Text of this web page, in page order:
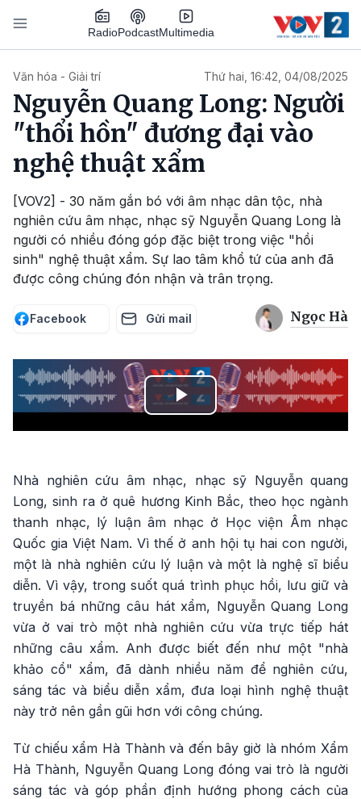
Nhảy đến nội dung
RadioPodcastMultimedia
Văn hóa - Giải trí Thứ hai, 16:42, 04/08/2025
Nguyễn Quang Long: Người
"thổi hồn" đương đại vào
nghệ thuật xẩm
[VOV2] - 30 năm gắn bó với âm nhạc dân tộc, nhà
nghiên cứu âm nhạc, nhạc sỹ Nguyễn Quang Long là
người có nhiều đóng góp đặc biệt trong việc "hồi
sinh" nghệ thuật xẩm. Sự lao tâm khổ tứ của anh đã
được công chúng đón nhận và trân trọng.
Facebook Gửi mail Ngọc Hà
Play
Nhà nghiên cứu âm nhạc, nhạc sỹ Nguyễn quang
Long, sinh ra ở quê hương Kinh Bắc, theo học ngành
thanh nhạc, lý luận âm nhạc ở Học viện Âm nhạc
Quốc gia Việt Nam. Vì thế ở anh hội tụ hai con người,
một là nhà nghiên cứu lý luận và một là nghệ sĩ biểu
diễn. Vì vậy, trong suốt quá trình phục hồi, lưu giữ và
truyền bá những câu hát xẩm, Nguyễn Quang Long
vừa ở vai trò một nhà nghiên cứu vừa trực tiếp hát
những câu xẩm. Anh được biết đến như một "nhà
khảo cổ" xẩm, đã dành nhiều năm để nghiên cứu,
sáng tác và biểu diễn xẩm, đưa loại hình nghệ thuật
này trở nên gần gũi hơn với công chúng.
Từ chiếu xẩm Hà Thành và đến bây giờ là nhóm Xẩm
Hà Thành, Nguyễn Quang Long đóng vai trò là người
sáng tác và góp phần định hướng phong cách của